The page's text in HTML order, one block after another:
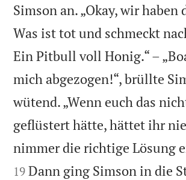
Simson an. „Okay, wir haben
Was ist tot und schmeckt
Ein Pitbull voll Honig.“ –
mich abgezogen!“, brüllte
wütend. „Wenn euch das
geflüstert hätte, hättet ihr
nimmer die richtige Lösung
19 Dann ging Simson in die